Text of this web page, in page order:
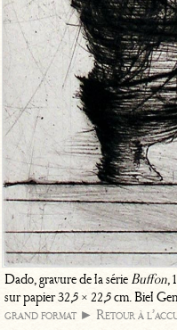
Dado, gravure de la série Buffon,
sur papier 32,5 × 22,5 cm. Biel
grand format ► Retour à